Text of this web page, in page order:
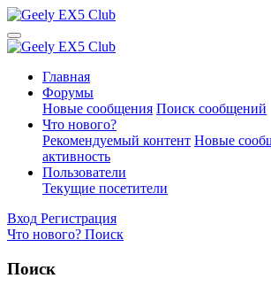
Главная
Форумы
Новые сообщения Поиск сообщений
Что нового?
Рекомендуемый контент Новые
активность
Пользователи
Текущие посетители
Вход Регистрация
Что нового? Поиск
Поиск